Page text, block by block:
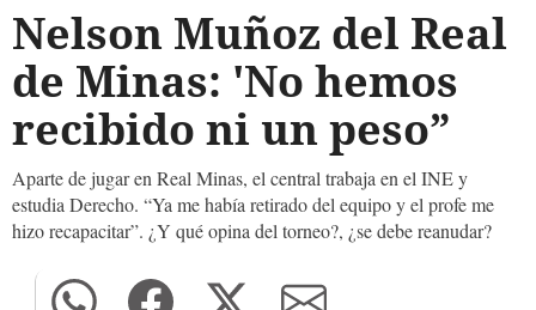
Nelson Muñoz del Real
de Minas: 'No hemos
recibido ni un peso”
Aparte de jugar en Real Minas, el central trabaja en el INE y
estudia Derecho. “Ya me había retirado del equipo y el profe me
hizo recapacitar”. ¿Y qué opina del torneo?, ¿se debe reanudar?